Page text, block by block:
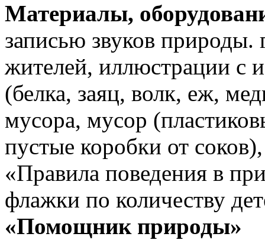
Материалы,
записью звуков природы.
жителей, иллюстрации с
(белка, заяц, волк, еж,
мусора, мусор
пустые коробки от
«Правила поведения в
флажки по количеству
«Помощник природы»